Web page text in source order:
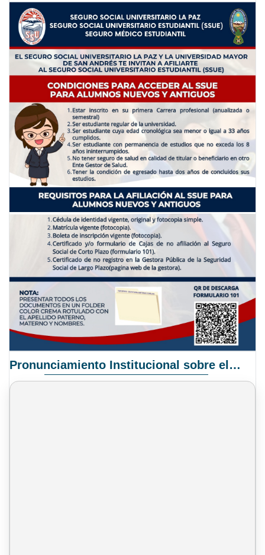
Pronunciamiento Institucional sobre el Proyecto de Ley N° 068/2025-2026 C.S.